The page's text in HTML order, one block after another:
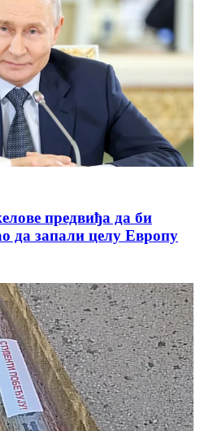
предвиђа да би
да запали целу Европу